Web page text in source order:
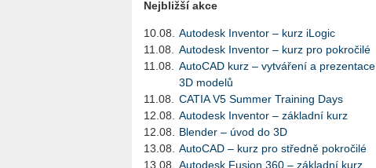
Nejbližší akce
10.08.
Autodesk Inventor – kurz iLogic
11.08.
Autodesk Inventor – kurz pro pokročilé
11.08.
AutoCAD kurz – vytváření a prezentace
3D modelů
11.08.
CATIA V5 Summer Training Days
12.08.
Autodesk Inventor – základní kurz
12.08.
Blender – úvod do 3D
13.08.
AutoCAD – kurz pro středně pokročilé
13.08.
Autodesk Fusion 360 – základní kurz